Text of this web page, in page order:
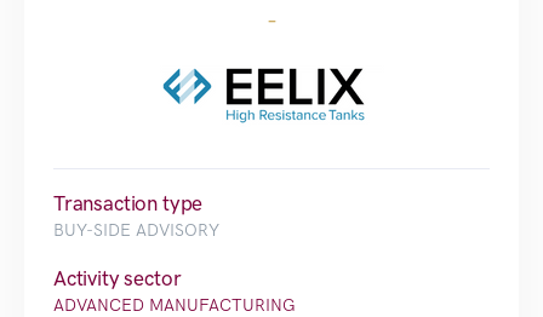
-
Transaction type
BUY-SIDE ADVISORY
Activity sector
ADVANCED MANUFACTURING